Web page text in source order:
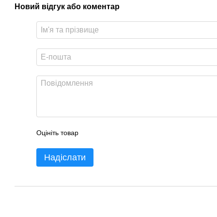
Новий відгук або коментар
Оцініть товар
Надіслати